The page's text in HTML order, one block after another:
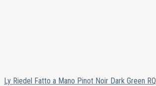
Ly Riedel Fatto a Mano Pinot Noir Dark Green RQ